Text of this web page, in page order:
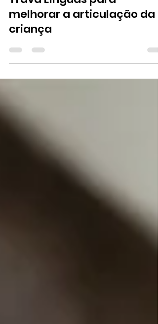
12 de jul. de 2021
3 min de leitura
Trava Línguas para
melhorar a articulação da
criança